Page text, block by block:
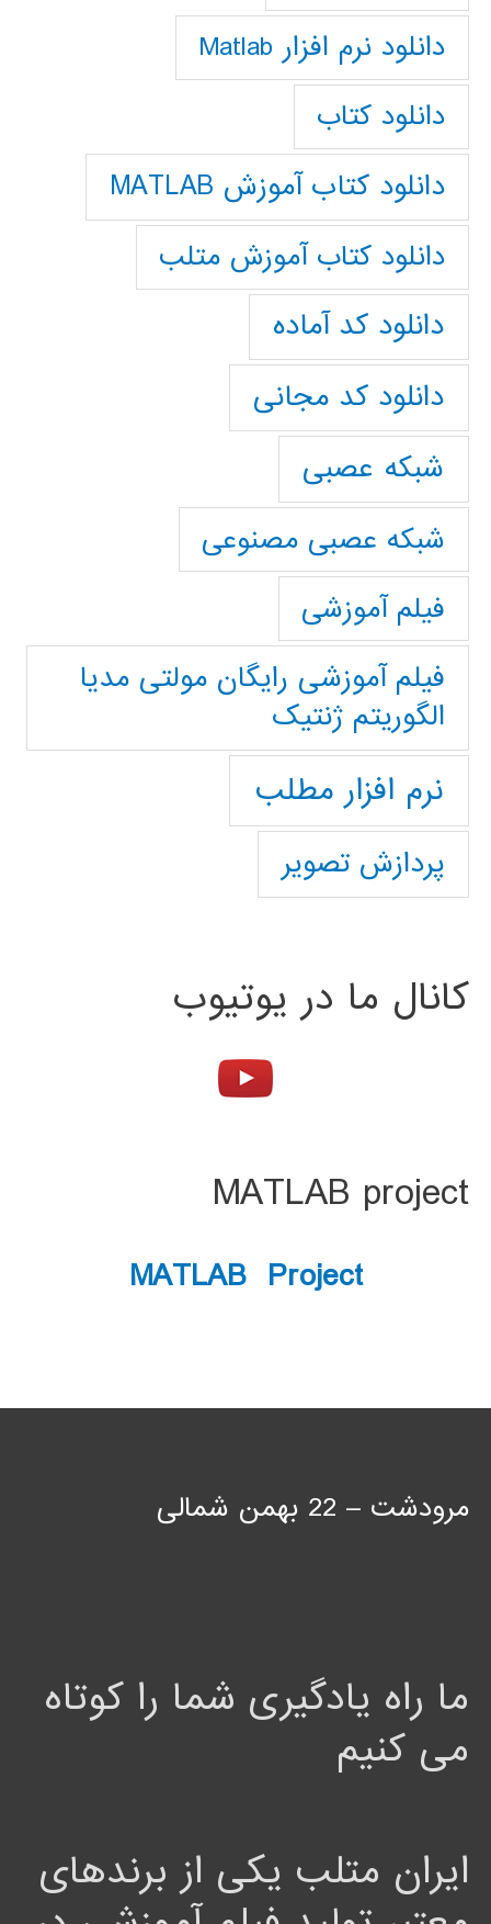
دانلود نرم افزار Matlab
دانلود کتاب
دانلود کتاب آموزش MATLAB
دانلود کتاب آموزش متلب
دانلود کد آماده
دانلود کد مجانی
شبکه عصبی
شبکه عصبی مصنوعی
فیلم آموزشی
فیلم آموزشی رایگان مولتی مدیا
الگوریتم ژنتیک
نرم افزار مطلب
پردازش تصویر
کانال ما در یوتیوب
MATLAB project
MATLAB Project
مرودشت – 22 بهمن شمالی
ما راه یادگیری شما را کوتاه
می کنیم
ایران متلب یکی از برندهای